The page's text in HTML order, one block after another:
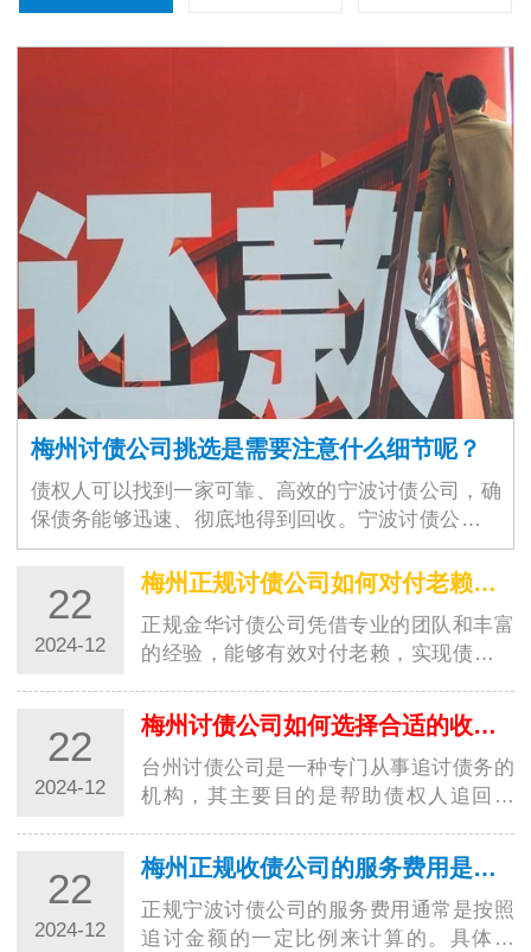
梅州讨债公司挑选是需要注意什么细节呢？
债权人可以找到一家可靠、高效的宁波讨债公司，确
保债务能够迅速、彻底地得到回收。宁波讨债公司的
选择不仅仅是为了解决眼前…
22
2024-12
梅州正规讨债公司如何对付老赖？都有哪些高招？
正规金华讨债公司凭借专业的团队和丰富
的经验，能够有效对付老赖，实现债务追
更加规范…
22
2024-12
梅州讨债公司如何选择合适的收费方式？
台州讨债公司是一种专门从事追讨债务的
机构，其主要目的是帮助债权人追回欠
要考虑多种…
22
2024-12
梅州正规收债公司的服务费用是如何计算的？
正规宁波讨债公司的服务费用通常是按照
追讨金额的一定比例来计算的。具体来